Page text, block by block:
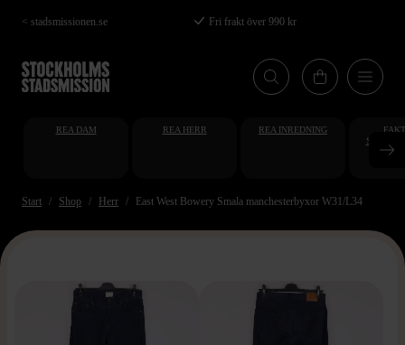
Hoppa
till
huvudinnehåll
< stadsmissionen.se Fri frakt över 990 kr
REA DAM REA HERR REA INREDNING
Start Shop Herr East West Bowery Smala manchesterbyxor W31/L34